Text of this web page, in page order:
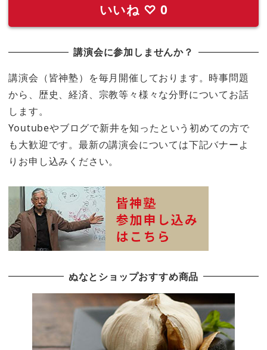
いいね ♡ 0
講演会に参加しませんか？
講演会（皆神塾）を毎月開催しております。時事問題
から、歴史、経済、宗教等々様々な分野についてお話
します。
Youtubeやブログで新井を知ったという初めての方で
も大歓迎です。最新の講演会については下記バナーよ
りお申し込みください。
ぬなとショップおすすめ商品